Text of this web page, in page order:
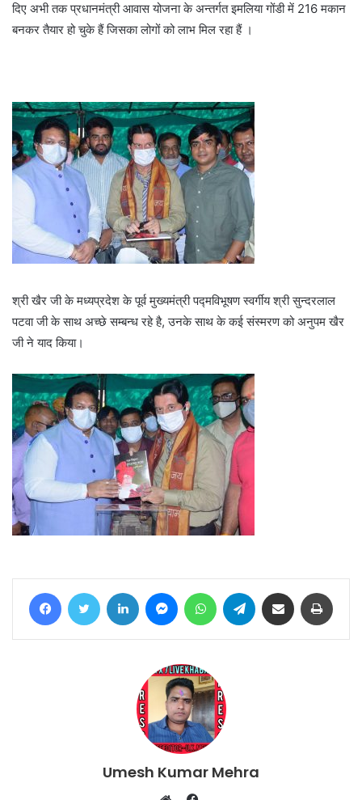
दिए अभी तक प्रधानमंत्री आवास योजना के अन्तर्गत इमलिया गोंडी में 216 मकान
बनकर तैयार हो चुके हैं जिसका लोगों को लाभ मिल रहा हैं ।
श्री खैर जी के मध्यप्रदेश के पूर्व मुख्यमंत्री पद्मविभूषण स्वर्गीय श्री सुन्दरलाल
पटवा जी के साथ अच्छे सम्बन्ध रहे है, उनके साथ के कई संस्मरण को अनुपम खैर
जी ने याद किया।
FacebookTwitter LinkedIn MessengerWhatsAppTelegram Share via Email
Umesh Kumar Mehra